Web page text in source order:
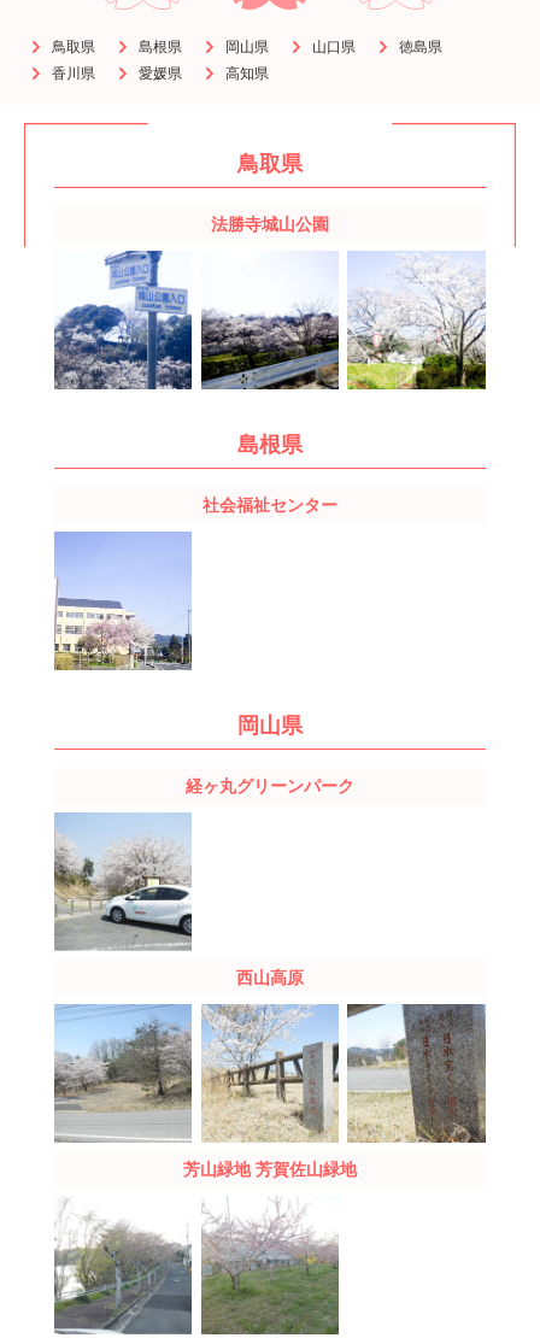
鳥取県 島根県 岡山県 山口県
徳島県
香川県
愛媛県 高知県
鳥取県
法勝寺城山公園
島根県
社会福祉センター
岡山県
経ヶ丸グリーンパーク
西山高原
芳山緑地 芳賀佐山緑地